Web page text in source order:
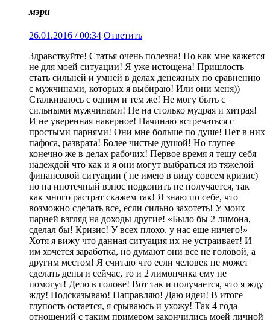
мэри
26.01.2016 / 00:34 Ответить
Здравствуйте! Статья очень полезна! Но как мне кажется
не для моей ситуации! Я уже истощена! Пришлость
стать сильней и умней в делах денежных по сравнению
с мужчинами, которых я выбираю! Или они меня))
Сталкиваюсь с одним и тем же! Не могу быть с
сильными мужчинами! Не на столько мудрая и хитрая!
И не уверенная наверное! Начинаю встречаться с
простыми парнями! Они мне больше по душе! Нет в них
пафоса, разврата! Более чистые душой! Но глупее
конечно же в делах рабочих! Первое время я тешу себя
надеждой что как и я они могут выбраться из тяжелой
финансовой ситуации ( не имею в виду совсем кризис)
но на ипотечный взнос подкопить не получается, так
как много растрат скажем так! Я знаю по себе, что
возможно сделать все, если сильно захотеть! У моих
парней взгляд на доходы другие! «Было бы 2 лимона,
сделал бы! Кризис! У всех плохо, у нас еще ничего!»
Хотя я вижу что данная ситуация их не устраивает! И
им хочется заработка, но думают они все не головой, а
другим местом! Я считаю что если человек не может
сделать деньги сейчас, то и 2 лимончика ему не
помогут! Дело в голове! Вот так и получается, что я жду
жду! Подсказываю! Направляю! Даю идеи! В итоге
глупость остается, я срываюсь и ухожу! Так 4 года
отношений с таким примером закончились моей личной